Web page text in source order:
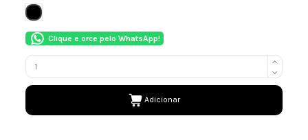
PRETO
Clique e orce pelo WhatsApp!
Adicionar